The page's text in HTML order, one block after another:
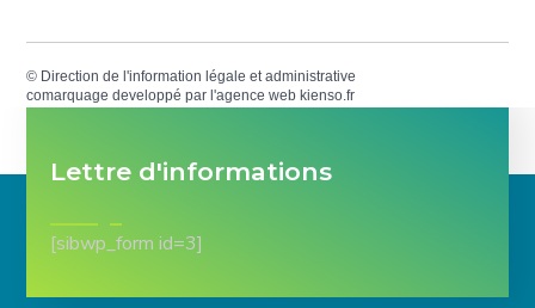
© Direction de l'information légale et administrative
comarquage developpé par l'agence web kienso.fr
Lettre d'informations
[sibwp_form id=3]